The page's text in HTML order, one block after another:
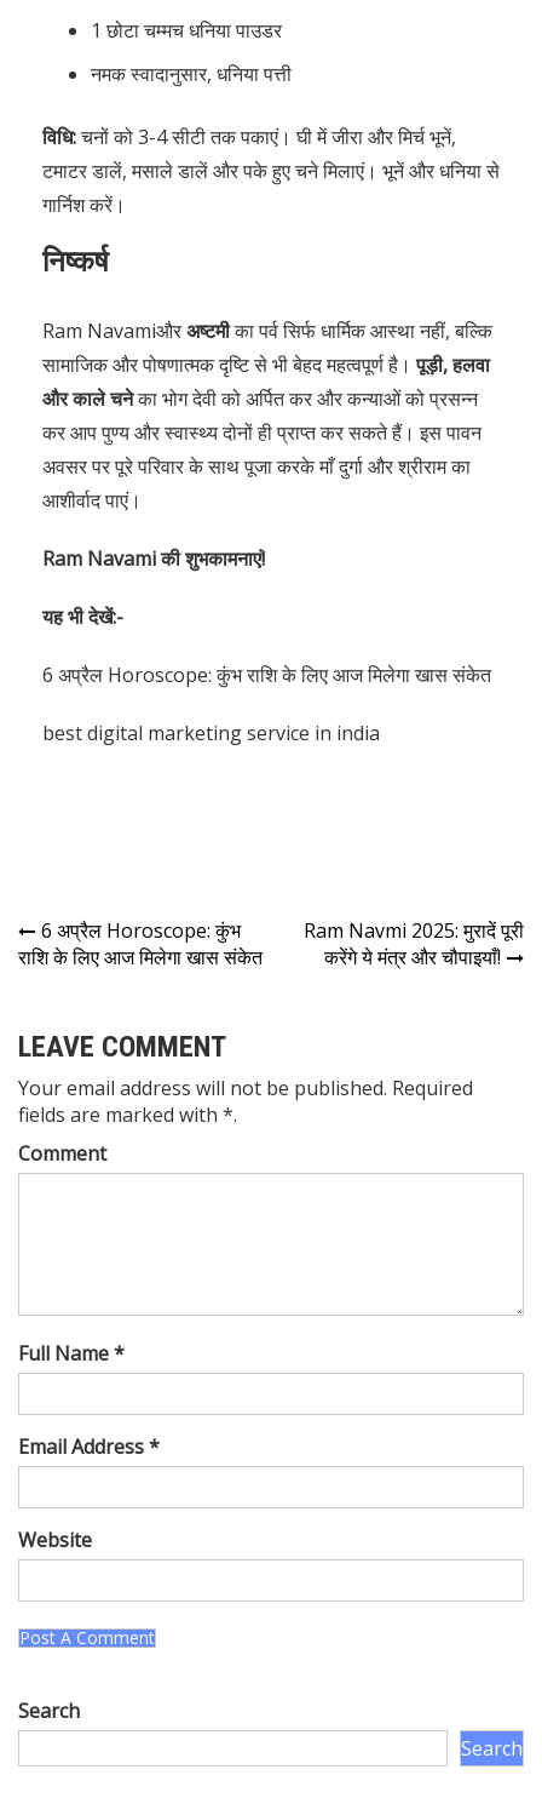
1 छोटा चम्मच धनिया पाउडर
नमक स्वादानुसार, धनिया पत्ती
विधि:चनों को 3-4 सीटी तक पकाएं। घी में जीरा और मिर्च भूनें,
टमाटर डालें, मसाले डालें और पके हुए चने मिलाएं। भूनें और धनिया से
गार्निश करें।
निष्कर्ष
Ram Navamiऔरअष्टमीका पर्व सिर्फ धार्मिक आस्था नहीं, बल्कि
सामाजिक और पोषणात्मक दृष्टि से भी बेहद महत्वपूर्ण है।पूड़ी, हलवा
और काले चनेका भोग देवी को अर्पित कर और कन्याओं को प्रसन्न
कर आप पुण्य और स्वास्थ्य दोनों ही प्राप्त कर सकते हैं। इस पावन
अवसर पर पूरे परिवार के साथ पूजा करके माँ दुर्गा और श्रीराम का
आशीर्वाद पाएं।
Ram Navami की शुभकामनाएं!
यह भी देखें:-
6 अप्रैल Horoscope: कुंभ राशि के लिए आज मिलेगा खास संकेत
best digital marketing service in india
6 अप्रैल Horoscope: कुंभ
राशि के लिए आज मिलेगा खास संकेत
Ram Navmi 2025: मुरादें पूरी
करेंगे ये मंत्र और चौपाइयाँ!
LEAVE COMMENT
Your email address will not be published. Required
fields are marked with *.
Comment
Full Name *
Email Address *
Website
Search
Search